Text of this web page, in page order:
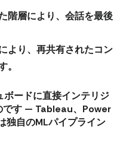
階層により、会話を最後
より、再共有されたコン
。
ードに直接インテリジ
です — Tableau、Power
独自のMLパイプライン